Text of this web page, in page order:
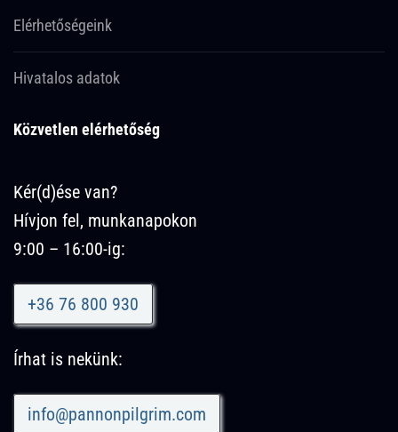
Elérhetőségeink
Hivatalos adatok
Közvetlen elérhetőség
Kér(d)ése van?
Hívjon fel, munkanapokon
9:00 – 16:00-ig:
+36 76 800 930
Írhat is nekünk:
info@pannonpilgrim.com